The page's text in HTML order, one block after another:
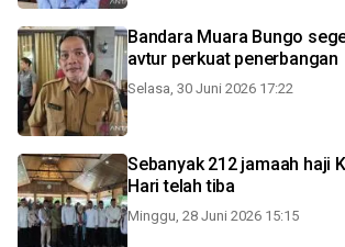
Bandara Muara Bungo
avtur perkuat penerbangan
Selasa, 30 Juni 2026 17:22
Sebanyak 212 jamaah haji
Hari telah tiba
Minggu, 28 Juni 2026 15:15